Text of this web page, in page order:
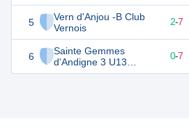
5
Vern d'Anjou -B Club
Vernois
6
Sainte Gemmes
d'Andigne 3 U13
Féminines
11 2-7
7 0-7